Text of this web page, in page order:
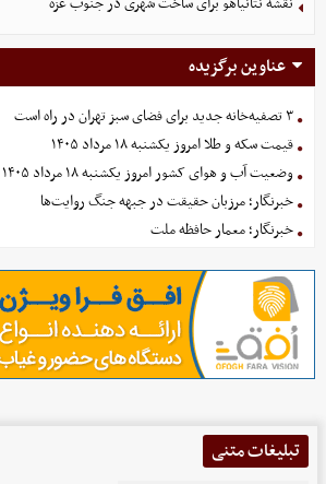
عناوین برگزیده
۳ تصفیه‌خانه جدید برای فضای سبز تهران در راه است
قیمت سکه و طلا امروز یکشنبه ۱۸ مرداد ۱۴۰۵
وضعیت آب و هوای کشور امروز یکشنبه ۱۸ مرداد ۱۴۰۵
خبرنگار؛ مرزبان حقیقت در جبهه جنگ روایت‌ها
خبرنگار؛ معمار حافظه ملت
تبلیغات متنی